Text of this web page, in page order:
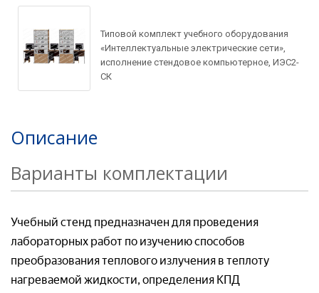
Типовой комплект учебного оборудования
«Интеллектуальные электрические сети»,
исполнение стендовое компьютерное, ИЭС2-
СК
Описание
Варианты комплектации
Учебный стенд предназначен для проведения
лабораторных работ по изучению способов
преобразования теплового излучения в теплоту
нагреваемой жидкости, определения КПД